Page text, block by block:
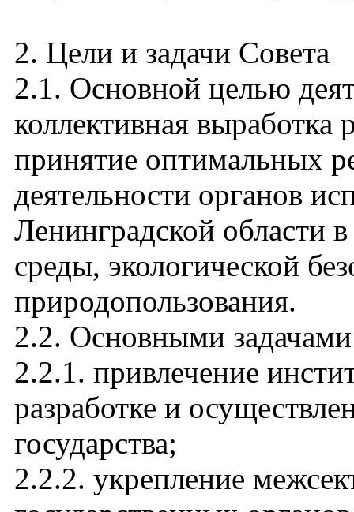
2. Цели и задачи Совета
2.1. Основной целью
коллективная
принятие оптимальных
деятельности органов
Ленинградской области
среды, экологической
природопользования.
2.2. Основными
2.2.1. привлечение
разработке и
государства;
2.2.2. укрепление